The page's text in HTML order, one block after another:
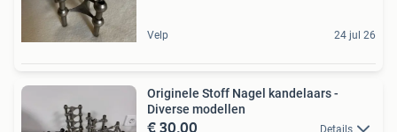
Velp 24 jul 26
Originele Stoff Nagel kandelaars -
Diverse modellen
€ 30,00 Details